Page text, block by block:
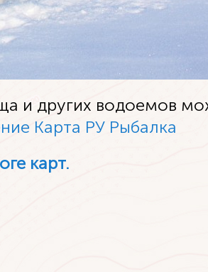
и других водоемов
Карта РУ Рыбалка
карт.